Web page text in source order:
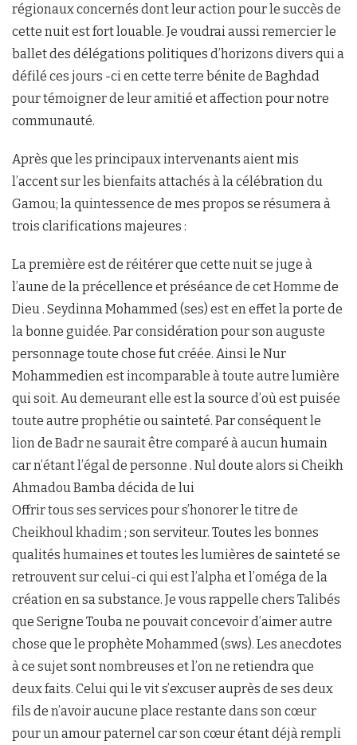
régionaux concernés dont leur action pour le succès de
cette nuit est fort louable. Je voudrai aussi remercier le
ballet des délégations politiques d’horizons divers qui a
défilé ces jours -ci en cette terre bénite de Baghdad
pour témoigner de leur amitié et affection pour notre
communauté.
Après que les principaux intervenants aient mis
l’accent sur les bienfaits attachés à la célébration du
Gamou; la quintessence de mes propos se résumera à
trois clarifications majeures :
La première est de réitérer que cette nuit se juge à
l’aune de la précellence et préséance de cet Homme de
Dieu . Seydinna Mohammed (ses) est en effet la porte de
la bonne guidée. Par considération pour son auguste
personnage toute chose fut créée. Ainsi le Nur
Mohammedien est incomparable à toute autre lumière
qui soit. Au demeurant elle est la source d’où est puisée
toute autre prophétie ou sainteté. Par conséquent le
lion de Badr ne saurait être comparé à aucun humain
car n’étant l’égal de personne . Nul doute alors si Cheikh
Ahmadou Bamba décida de lui
Offrir tous ses services pour s’honorer le titre de
Cheikhoul khadim ; son serviteur. Toutes les bonnes
qualités humaines et toutes les lumières de sainteté se
retrouvent sur celui-ci qui est l’alpha et l’oméga de la
création en sa substance. Je vous rappelle chers Talibés
que Serigne Touba ne pouvait concevoir d’aimer autre
chose que le prophète Mohammed (sws). Les anecdotes
à ce sujet sont nombreuses et l’on ne retiendra que
deux faits. Celui qui le vit s’excuser auprès de ses deux
fils de n’avoir aucune place restante dans son cœur
pour un amour paternel car son cœur étant déjà rempli